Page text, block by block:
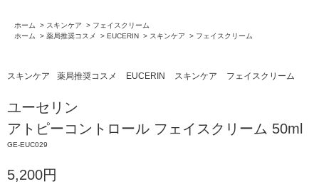
ホーム > スキンケア > フェイスクリーム
ホーム
> 薬局推奨コスメ > EUCERIN > スキンケア > フェイスクリーム
スキンケア 薬局推奨コスメ EUCERIN スキンケア フェイスクリーム
ユーセリン
アトピーコントロール フェイスクリーム 50ml
GE-EUC029
5,200円